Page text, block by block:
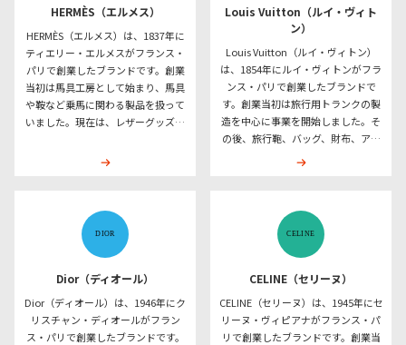
品からファッションアイテムまで多
です。
シューズ、アクセサリー、フレグラ
ンス、メイクアップ、スキンケアな
います。フランス・パリを拠点とす
るブランドとして、ファッション、
香水、化粧品などの分野で事業を行
っています。
HERMÈS（エルメス）
HERMÈS（エルメス）は、1837年に
ティエリー・エルメスがフランス・
パリで創業したブランドです。創業
当初は馬具工房として始まり、馬具
や鞍など乗馬に関わる製品を扱って
いました。現在は、レザーグッズ、
ベルト、帽子、手袋、ジュエリー、
ーを展開しています。知られている
商品・デザイン要素として、バーキ
ン、ケリー、カレ、Hモチーフ、馬具
に由来するデザインなどがありま
す。フランス・パリで創業したブラ
製品を含む複数の分野で事業を行っ
ています。
Louis Vuitton（ルイ・ヴィト
ン）
Louis Vuitton（ルイ・ヴィトン）
は、1854年にルイ・ヴィトンがフラ
ンス・パリで創業したブランドで
す。創業当初は旅行用トランクの製
造を中心に事業を開始しました。そ
の後、旅行鞄、バッグ、財布、アパ
ム・キャンバス、ダミエ・キャンバ
ス、LVロゴ、トランクに由来するデ
ザインなどが知られています。フラ
ンス・パリで創業したブランドとし
ズやファッションアイテムなど複数
の分野で事業を行っています。
Dior（ディオール）
Dior（ディオール）は、1946年にク
リスチャン・ディオールがフラン
ス・パリで創業したブランドです。
CELINE（セリーヌ）
CELINE（セリーヌ）は、1945年にセ
リーヌ・ヴィピアナがフランス・パ
リで創業したブランドです。創業当